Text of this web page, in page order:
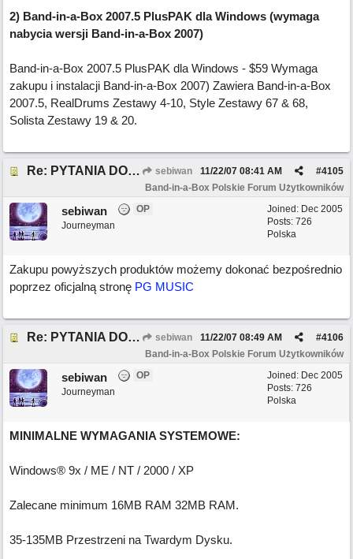
2) Band-in-a-Box 2007.5 PlusPAK dla Windows (wymaga
nabycia wersji Band-in-a-Box 2007)
Band-in-a-Box 2007.5 PlusPAK dla Windows - $59 Wymaga
zakupu i instalacji Band-in-a-Box 2007) Zawiera Band-in-a-Box
2007.5, RealDrums Zestawy 4-10, Style Zestawy 67 & 68,
Solista Zestawy 19 & 20.
Re: PYTANIA DO MODERATORA sebiwan #4105
11/22/07 08:41 AM
Band-in-a-Box Polskie Forum Użytkowników
Joined: Dec 2005
Posts: 726
Polska
sebiwan
OP
Journeyman
Zakupu powyższych produktów możemy dokonać bezpośrednio
poprzez oficjalną stronę PG MUSIC
Re: PYTANIA DO MODERATORA sebiwan #4106
11/22/07 08:49 AM
Band-in-a-Box Polskie Forum Użytkowników
Joined: Dec 2005
Posts: 726
Polska
sebiwan
OP
Journeyman
MINIMALNE WYMAGANIA SYSTEMOWE:
Windows® 9x / ME / NT / 2000 / XP
Zalecane minimum 16MB RAM 32MB RAM.
35-135MB Przestrzeni na Twardym Dysku.